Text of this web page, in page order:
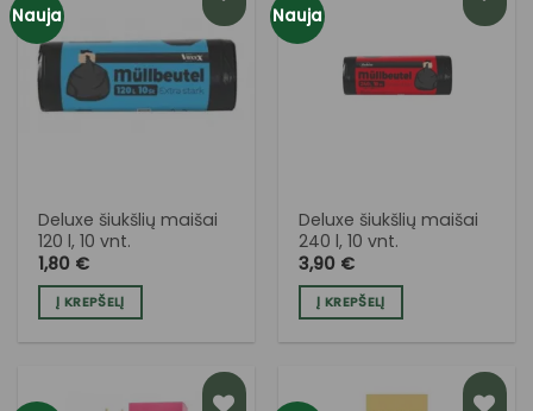
Nauja
PRIDĖTI
Į NORŲ
SĄRAŠĄ
Deluxe šiukšlių maišai
120 l, 10 vnt.
1,80 €
Į KREPŠELĮ
Nauja
PRIDĖTI
Į NORŲ
Deluxe šiukšlių maišai
240 l, 10 vnt.
3,90 €
Į KREPŠELĮ